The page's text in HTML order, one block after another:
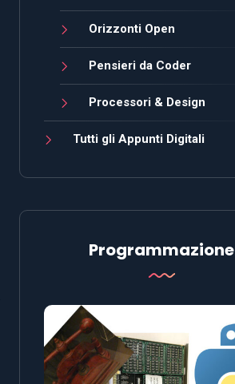
Orizzonti Open
Pensieri da Coder
Processori & Design
Tutti gli Appunti Digitali
Programmazione